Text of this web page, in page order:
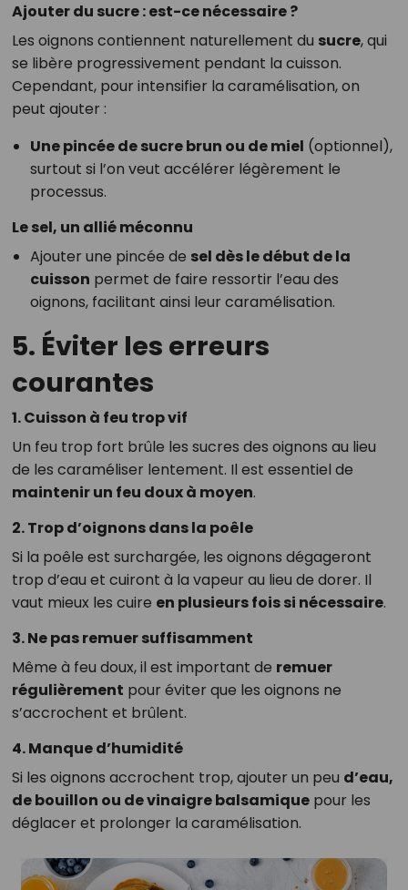
Ajouter du sucre : est-ce nécessaire ?
Les oignons contiennent naturellement du sucre, qui
se libère progressivement pendant la cuisson.
Cependant, pour intensifier la caramélisation, on
peut ajouter :
Une pincée de sucre brun ou de miel (optionnel),
surtout si l’on veut accélérer légèrement le
processus.
Le sel, un allié méconnu
Ajouter une pincée de sel dès le début de la
cuisson permet de faire ressortir l’eau des
oignons, facilitant ainsi leur caramélisation.
5. Éviter les erreurs
courantes
1. Cuisson à feu trop vif
Un feu trop fort brûle les sucres des oignons au lieu
de les caraméliser lentement. Il est essentiel de
maintenir un feu doux à moyen.
2. Trop d’oignons dans la poêle
Si la poêle est surchargée, les oignons dégageront
trop d’eau et cuiront à la vapeur au lieu de dorer. Il
vaut mieux les cuire en plusieurs fois si nécessaire.
3. Ne pas remuer suffisamment
Même à feu doux, il est important de remuer
régulièrement pour éviter que les oignons ne
s’accrochent et brûlent.
4. Manque d’humidité
Si les oignons accrochent trop, ajouter un peu d’eau,
de bouillon ou de vinaigre balsamiquepour les
déglacer et prolonger la caramélisation.